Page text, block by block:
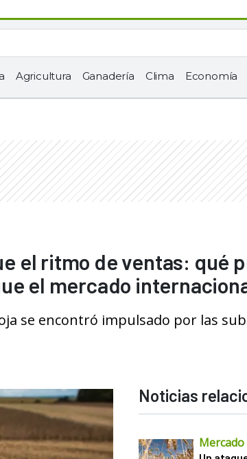
Agricultura Ganadería Clima Economía
el ritmo de ventas: qué
el mercado
se encontró impulsado por las
Noticias